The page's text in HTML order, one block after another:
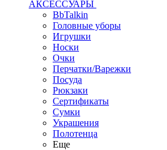
АКСЕССУАРЫ
BbTalkin
Головные уборы
Игрушки
Носки
Очки
Перчатки/Варежки
Посуда
Рюкзаки
Сертификаты
Сумки
Украшения
Полотенца
Еще